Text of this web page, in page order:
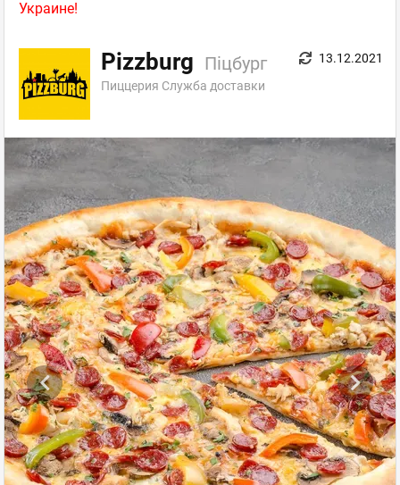
Украине!
Pizzburg Піцбург
Пиццерия Служба доставки
13.12.2021